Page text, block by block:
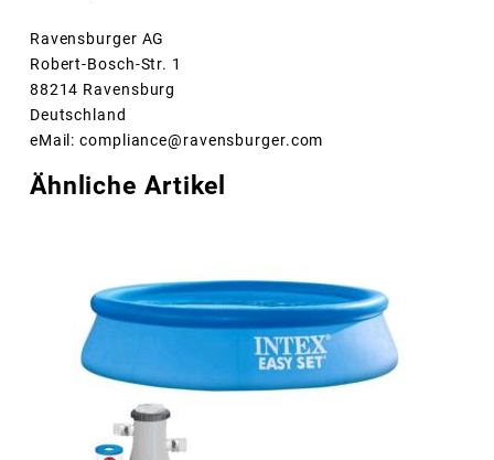
Ravensburger AG
Robert-Bosch-Str. 1
88214 Ravensburg
Deutschland
eMail: compliance@ravensburger.com
Ähnliche Artikel